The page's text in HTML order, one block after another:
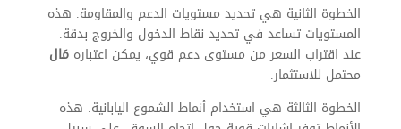
الخطوة الثانية هي تحديد مستويات الدعم والمقاومة. هذه
المستويات تساعد في تحديد نقاط الدخول والخروج بدقة.
عند اقتراب السعر من مستوى دعم قوي، يمكن اعتباره مَال
محتمل للاستثمار.
الخطوة الثالثة هي استخدام أنماط الشموع اليابانية. هذه